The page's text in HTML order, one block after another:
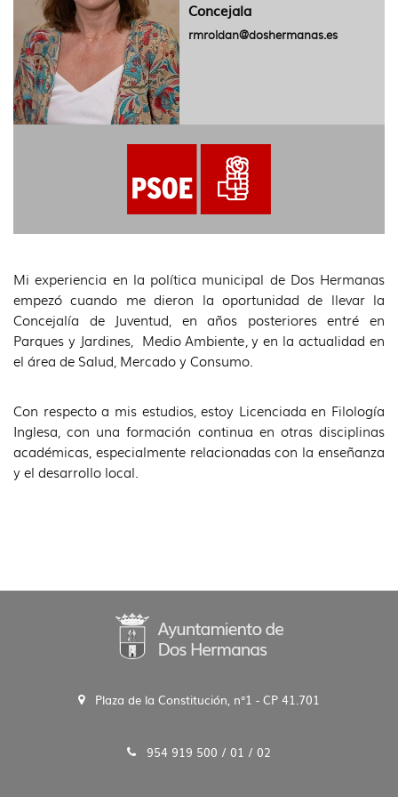
idioma
Concejala
rmroldan@doshermanas.es
Mi experiencia en la política municipal de Dos Hermanas
empezó cuando me dieron la oportunidad de llevar la
Concejalía de Juventud, en años posteriores entré en
Parques y Jardines, Medio Ambiente, y en la actualidad en
el área de Salud, Mercado y Consumo.
Con respecto a mis estudios, estoy Licenciada en Filología
Inglesa, con una formación continua en otras disciplinas
académicas, especialmente relacionadas con la enseñanza
y el desarrollo local.
Plaza de la Constitución, n°1 - CP 41.701
954 919 500 / 01 / 02